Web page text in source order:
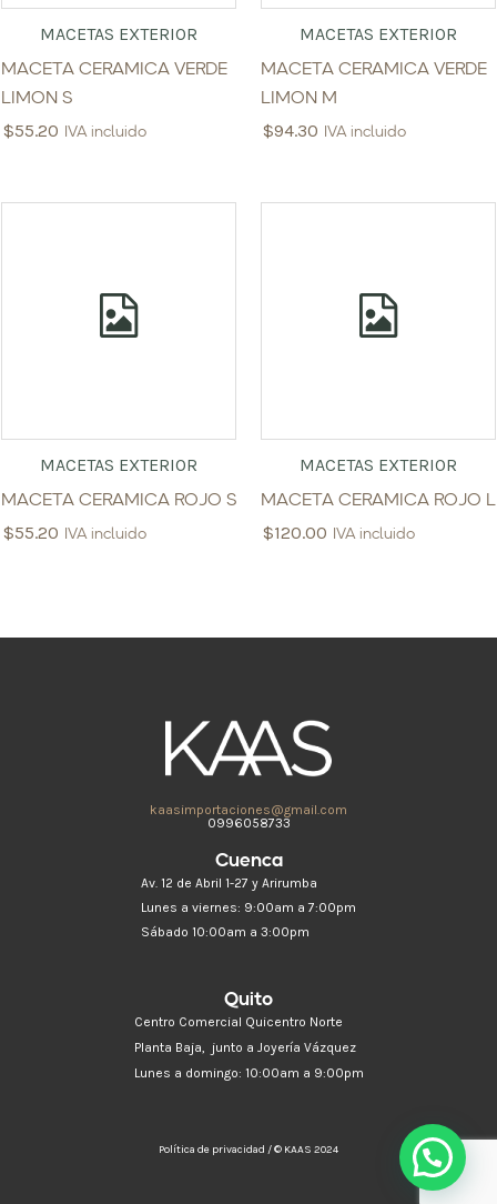
MACETAS EXTERIOR
MACETA CERAMICA VERDE
LIMON S
$55.20 IVA incluido
MACETAS EXTERIOR
MACETA CERAMICA VERDE
LIMON M
$94.30 IVA incluido
MACETAS EXTERIOR
MACETA CERAMICA ROJO S
$55.20 IVA incluido
MACETAS EXTERIOR
MACETA CERAMICA ROJO L
$120.00 IVA incluido
kaasimportaciones@gmail.com
0996058733
Cuenca
Av. 12 de Abril 1-27 y Arirumba
Lunes a viernes: 9:00am a 7:00pm
Sábado 10:00am a 3:00pm
Quito
Centro Comercial Quicentro Norte
Planta Baja, junto a Joyería Vázquez
Lunes a domingo: 10:00am a 9:00pm
Política de privacidad / © KAAS 2024